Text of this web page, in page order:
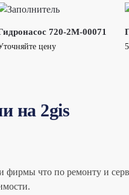
720-2M-00071
цену 5
на 2gis
фирмы что по ремонту и